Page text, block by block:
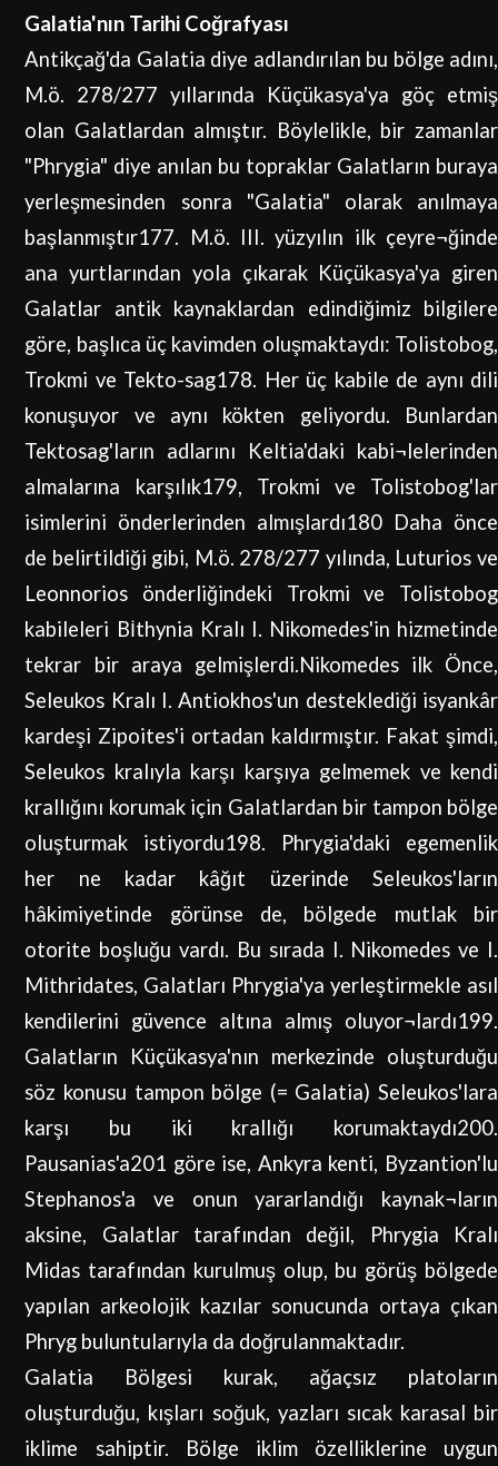
Galatia'nın Tarihi Coğrafyası
Antikçağ'da Galatia diye adlandırılan bu bölge adını,
M.ö. 278/277 yıllarında Küçükasya'ya göç etmiş
olan Galatlardan almıştır. Böylelikle, bir zamanlar
"Phrygia" diye anılan bu topraklar Galatların buraya
yerleşmesinden sonra "Galatia" olarak anılmaya
başlanmıştır177. M.ö. III. yüzyılın ilk çeyre¬ğinde
ana yurtlarından yola çıkarak Küçükasya'ya giren
Galatlar antik kaynaklardan edindiğimiz bilgilere
göre, başlıca üç kavimden oluşmaktaydı: Tolistobog,
Trokmi ve Tekto-sag178. Her üç kabile de aynı dili
konuşuyor ve aynı kökten geliyordu. Bunlardan
Tektosag'ların adlarını Keltia'daki kabi¬lelerinden
almalarına karşılık179, Trokmi ve Tolistobog'lar
isimlerini önderlerinden almışlardı180 Daha önce
de belirtildiği gibi, M.ö. 278/277 yılında, Luturios ve
Leonnorios önderliğindeki Trokmi ve Tolistobog
kabileleri Bİthynia Kralı I. Nikomedes'in hizmetinde
tekrar bir araya gelmişlerdi.Nikomedes ilk Önce,
Seleukos Kralı I. Antiokhos'un desteklediği isyankâr
kardeşi Zipoites'i ortadan kaldırmıştır. Fakat şimdi,
Seleukos kralıyla karşı karşıya gelmemek ve kendi
krallığını korumak için Galatlardan bir tampon bölge
oluşturmak istiyordu198. Phrygia'daki egemenlik
her ne kadar kâğıt üzerinde Seleukos'ların
hâkimiyetinde görünse de, bölgede mutlak bir
otorite boşluğu vardı. Bu sırada I. Nikomedes ve I.
Mithridates, Galatları Phrygia'ya yerleştirmekle asıl
kendilerini güvence altına almış oluyor¬lardı199.
Galatların Küçükasya'nın merkezinde oluşturduğu
söz konusu tampon bölge (= Galatia) Seleukos'lara
karşı bu iki krallığı korumaktaydı200.
Pausanias'a201 göre ise, Ankyra kenti, Byzantion'lu
Stephanos'a ve onun yararlandığı kaynak¬ların
aksine, Galatlar tarafından değil, Phrygia Kralı
Midas tarafından kurulmuş olup, bu görüş bölgede
yapılan arkeolojik kazılar sonucunda ortaya çıkan
Phryg buluntularıyla da doğrulanmaktadır.
Galatia Bölgesi kurak, ağaçsız platoların
oluşturduğu, kışları soğuk, yazları sıcak karasal bir
iklime sahiptir. Bölge iklim özelliklerine uygun